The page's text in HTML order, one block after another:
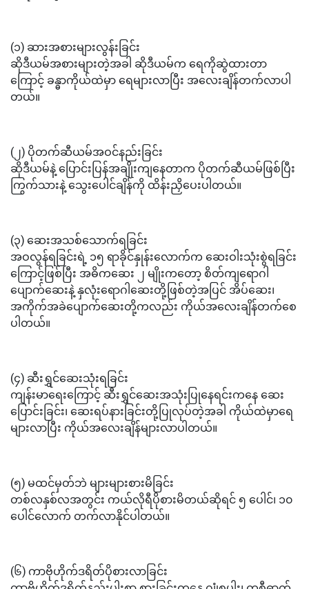
(၁) ဆားအစားများလွန်းခြင်း
ဆိုဒီယမ်အစားများတဲ့အခါ ဆိုဒီယမ်က ရေကိုဆွဲထားတာ
ကြောင့် ခန္ဓာကိုယ်ထဲမှာ ရေများလာပြီး အလေးချိန်တက်လာပါ
တယ်။
(၂) ပိုတက်ဆီယမ်အဝင်နည်းခြင်း
ဆိုဒီယမ်နဲ့ ပြောင်းပြန်အချိုးကျနေတာက ပိုတက်ဆီယမ်ဖြစ်ပြီး
ကြွက်သားနဲ့ သွေးပေါင်ချိန်ကို ထိန်းညှိပေးပါတယ်။
(၃) ဆေးအသစ်သောက်ရခြင်း
အဝလွန်ရခြင်းရဲ့ ၁၅ ရာခိုင်နှုန်းလောက်က ဆေးဝါးသုံးစွဲရခြင်း
ကြောင့်ဖြစ်ပြီး အဓိကဆေး ၂ မျိုးကတော့ စိတ်ကျရောဂါ
ပျောက်ဆေးနဲ့ နှလုံးရောဂါဆေးတို့ဖြစ်တဲ့အပြင် အိပ်ဆေး၊
အကိုက်အခဲပျောက်ဆေးတို့ကလည်း ကိုယ်အလေးချိန်တက်စေ
ပါတယ်။
(၄) ဆီးရွှင်ဆေးသုံးရခြင်း
ကျန်းမာရေးကြောင့် ဆီးရွှင်ဆေးအသုံးပြုနေရင်းကနေ ဆေး
ပြောင်းခြင်း၊ ဆေးရပ်နားခြင်းတို့ပြုလုပ်တဲ့အခါ ကိုယ်ထဲမှာရေ
များလာပြီး ကိုယ်အလေးချိန်များလာပါတယ်။
(၅) မထင်မှတ်ဘဲ များများစားမိခြင်း
တစ်လနှစ်လအတွင်း ကယ်လိုရီပိုစားမိတယ်ဆိုရင် ၅ ပေါင်၊ ၁၀
ပေါင်လောက် တက်လာနိုင်ပါတယ်။
(၆) ကာဗိုဟိုက်ဒရိတ်ပိုစားလာခြင်း